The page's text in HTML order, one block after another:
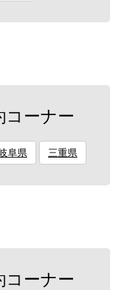
コーナー
阜県 三重県
コーナー